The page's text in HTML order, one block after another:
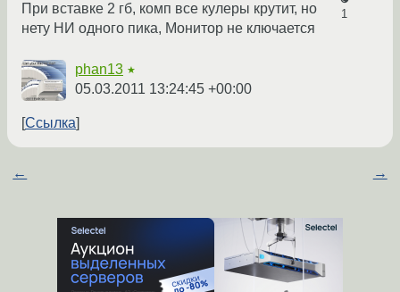
1
При вставке 2 гб, комп все кулеры крутит, но
нету НИ одного пика, Монитор не ключается
phan13 ★
05.03.2011 13:24:45 +00:00
Ссылка
← →